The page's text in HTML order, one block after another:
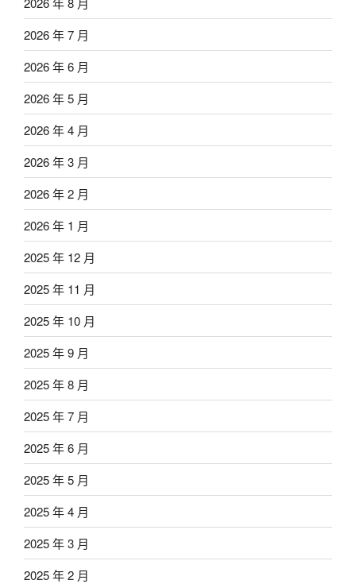
2026 年 7 月
2026 年 6 月
2026 年 5 月
2026 年 4 月
2026 年 3 月
2026 年 2 月
2026 年 1 月
2025 年 12 月
2025 年 11 月
2025 年 10 月
2025 年 9 月
2025 年 8 月
2025 年 7 月
2025 年 6 月
2025 年 5 月
2025 年 4 月
2025 年 3 月
2025 年 2 月